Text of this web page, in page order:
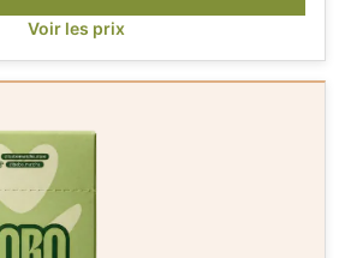
Voir les prix